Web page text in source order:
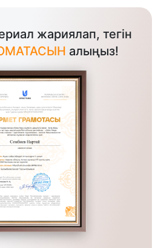
жариялап, тегін
алыңыз!